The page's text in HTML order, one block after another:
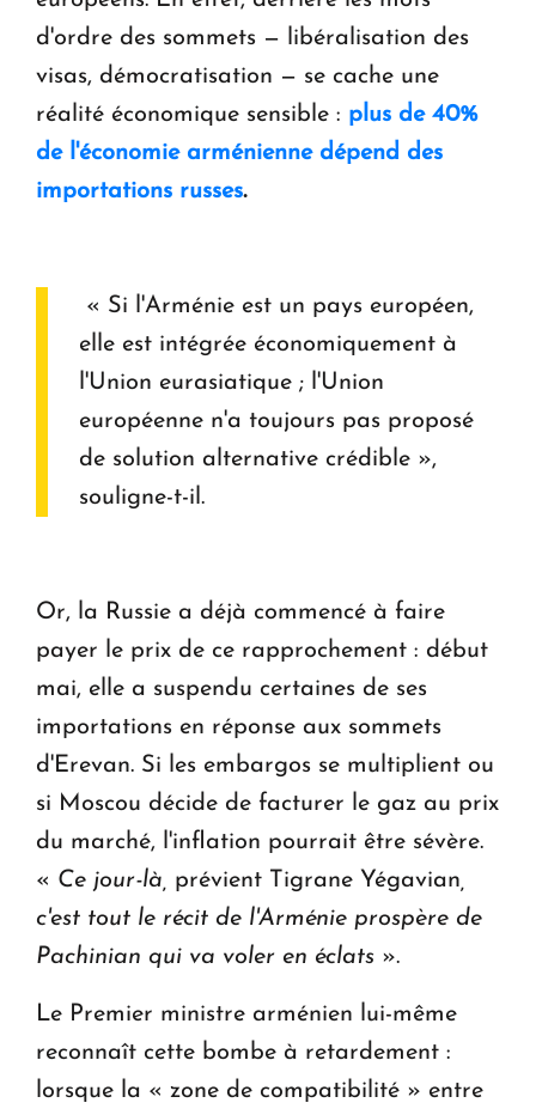
d'ordre des sommets — libéralisation des
visas, démocratisation — se cache une
réalité économique sensible : plus de 40%
de l'économie arménienne dépend des
importations russes.
« Si l'Arménie est un pays européen,
elle est intégrée économiquement à
l'Union eurasiatique ; l'Union
européenne n'a toujours pas proposé
de solution alternative crédible »,
souligne-t-il.
Or, la Russie a déjà commencé à faire
payer le prix de ce rapprochement : début
mai, elle a suspendu certaines de ses
importations en réponse aux sommets
d'Erevan. Si les embargos se multiplient ou
si Moscou décide de facturer le gaz au prix
du marché, l'inflation pourrait être sévère.
« Ce jour-là, prévient Tigrane Yégavian,
c'est tout le récit de l'Arménie prospère de
Pachinian qui va voler en éclats ».
Le Premier ministre arménien lui-même
reconnaît cette bombe à retardement :
lorsque la « zone de compatibilité » entre